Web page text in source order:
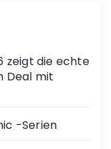
zeigt die echte
Deal mit
-Serien